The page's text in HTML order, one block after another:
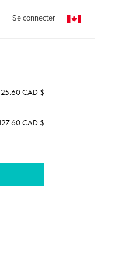
Se connecter
CAD $
CAD $